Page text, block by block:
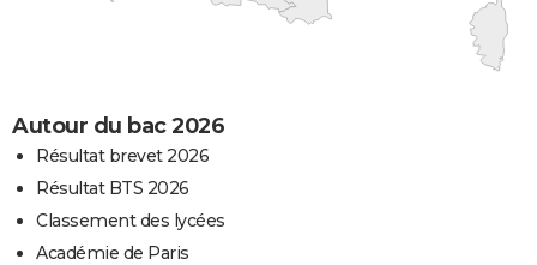
Autour du bac 2026
Résultat brevet 2026
Résultat BTS 2026
Classement des lycées
Académie de Paris